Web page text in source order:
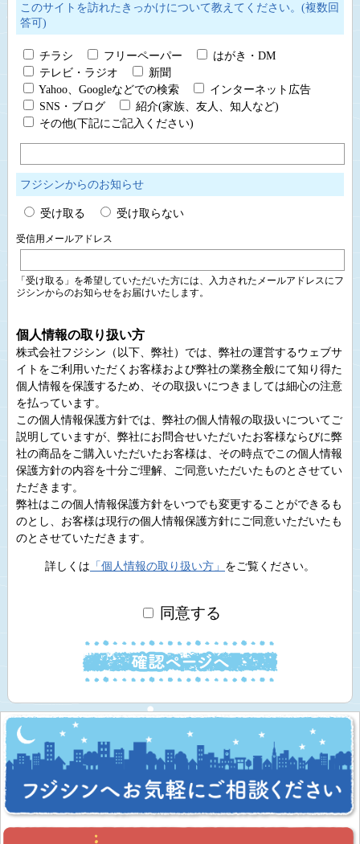
このサイトを訪れたきっかけについて教えてください。(複数回
答可)
チラシ フリーペーパー
はがき・DM
テレビ・ラジオ
新聞
Yahoo、Googleなどでの検索
インターネット広告
SNS・ブログ
紹介(家族、友人、知人など)
その他(下記にご記入ください)
フジシンからのお知らせ
受け取る 受け取らない
受信用メールアドレス
「受け取る」を希望していただいた方には、入力されたメールアドレスにフ
ジシンからのお知らせをお届けいたします。
個人情報の取り扱い方
株式会社フジシン（以下、弊社）では、弊社の運営するウェブサ
イトをご利用いただくお客様および弊社の業務全般にて知り得た
個人情報を保護するため、その取扱いにつきましては細心の注意
を払っています。
この個人情報保護方針では、弊社の個人情報の取扱いについてご
説明していますが、弊社にお問合せいただいたお客様ならびに弊
社の商品をご購入いただいたお客様は、その時点でこの個人情報
保護方針の内容を十分ご理解、ご同意いただいたものとさせてい
ただきます。
弊社はこの個人情報保護方針をいつでも変更することができるも
のとし、お客様は現行の個人情報保護方針にご同意いただいたも
のとさせていただきます。
詳しくは 「個人情報の取り扱い方」 をご覧ください。
同意する